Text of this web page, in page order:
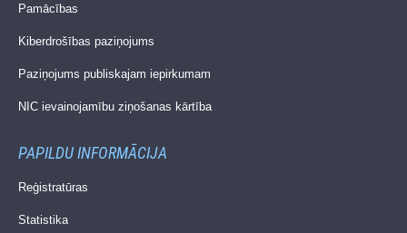
Pamācības
Kiberdrošības paziņojums
Paziņojums publiskajam iepirkumam
NIC ievainojamību ziņošanas kārtība
PAPILDU INFORMĀCIJA
Reģistratūras
Statistika